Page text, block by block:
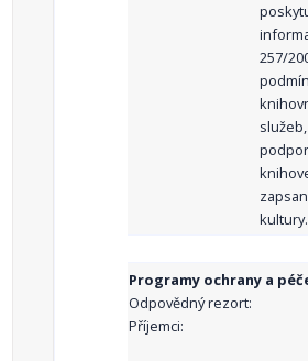
257/
kultury.
Programy ochrany a
Odpovědný rezort:
Příjemci: